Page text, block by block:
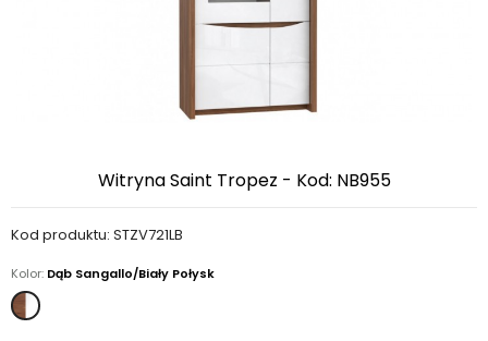
Witryna Saint Tropez - Kod: NB955
Kod produktu: STZV721LB
Kolor: Dąb Sangallo/Biały Połysk
Dąb